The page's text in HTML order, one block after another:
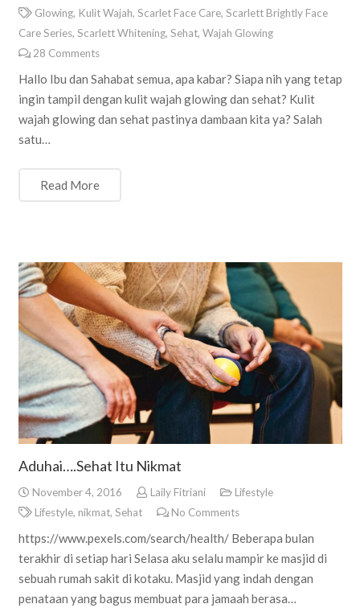
Glowing, Kulit Wajah, Scarlet Face Care, Scarlett Brightly Face
Care Series, Scarlett Whitening, Sehat, Wajah Glowing
28 Comments
Hallo Ibu dan Sahabat semua, apa kabar? Siapa nih yang tetap
ingin tampil dengan kulit wajah glowing dan sehat? Kulit
wajah glowing dan sehat pastinya dambaan kita ya? Salah
satu…
Read More
Aduhai….Sehat Itu Nikmat
November 4, 2016 Laily Fitriani
Lifestyle
Lifestyle, nikmat, Sehat No Comments
https://www.pexels.com/search/health/ Beberapa bulan
terakhir di setiap hari Selasa aku selalu mampir ke masjid di
sebuah rumah sakit di kotaku. Masjid yang indah dengan
penataan yang bagus membuat para jamaah berasa…